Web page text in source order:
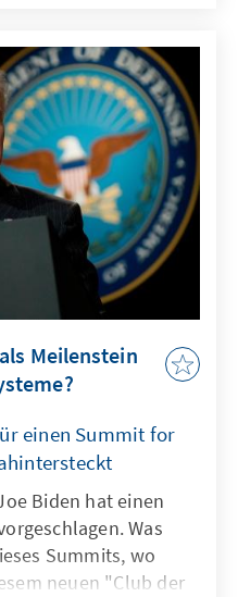
Sicherheits-
lässt sich dieser
Und wie ist
dafür
Meilenstein
einen Summit for
Biden hat einen
Was
Summits, wo
neuen "Club der